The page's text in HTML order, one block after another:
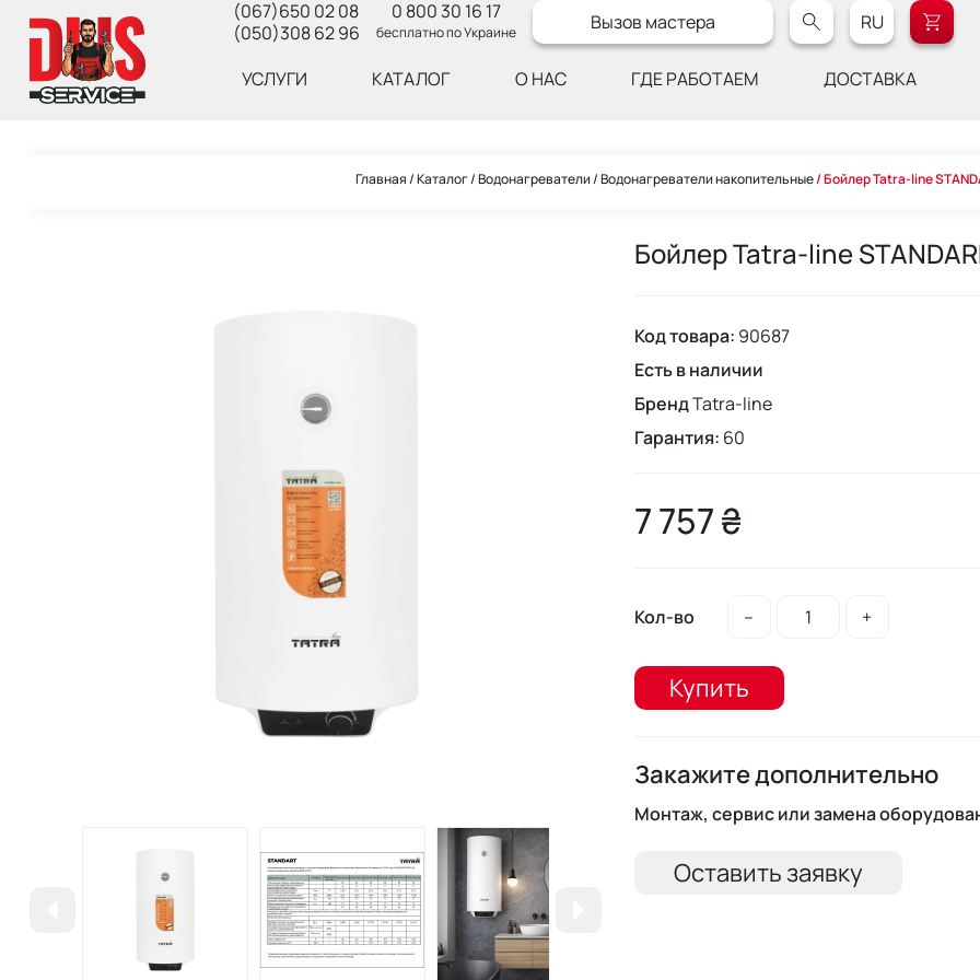
(067)650 02 08
(050)308 62 96
0 800 30 16 17
бесплатно по Украине Вызов мастера RU
УСЛУГИ КАТАЛОГ О НАС ГДЕ РАБОТАЕМ ДОСТАВКА
Главная Каталог Водонагреватели Водонагреватели накопительные Бойлер Tatra-line
Бойлер Tatra-line
Код товара: 90687
Есть в наличии
БрендTatra-line
Гарантия: 60
7 757 ₴
Кол-во – +
Купить
Закажите дополнительно
Монтаж, сервис или замена
Оставить заявку